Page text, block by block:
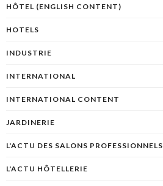
HÔTEL (ENGLISH CONTENT)
HOTELS
INDUSTRIE
INTERNATIONAL
INTERNATIONAL CONTENT
JARDINERIE
L'ACTU DES SALONS PROFESSIONNELS
L'ACTU HÔTELLERIE